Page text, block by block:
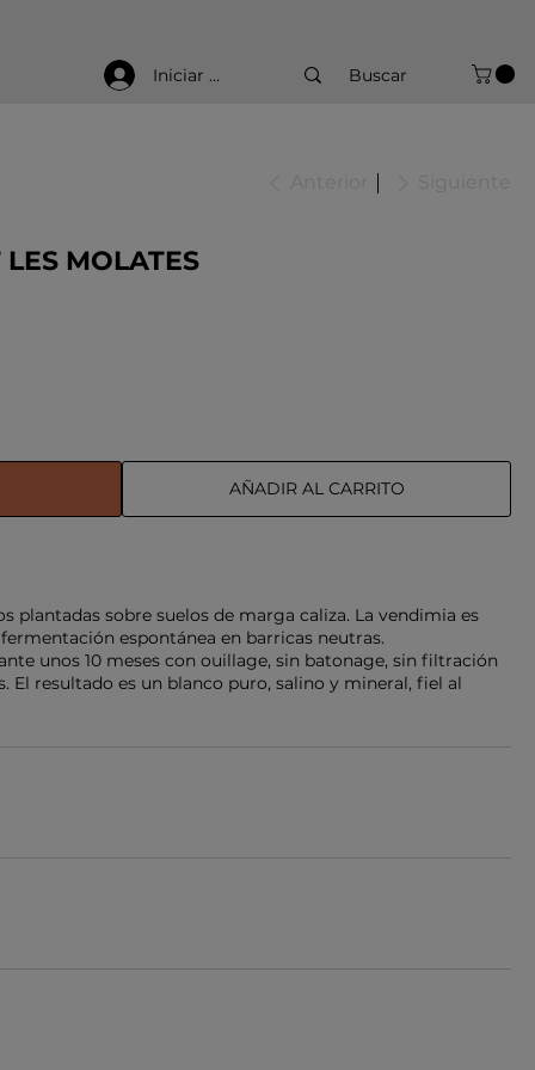
Iniciar sesión
MOLATES
AÑADIR AL CARRITO
plantadas sobre suelos de marga caliza. La vendimia es
espontánea en barricas neutras.
unos 10 meses con ouillage, sin batonage, sin filtración
resultado es un blanco puro, salino y mineral, fiel al